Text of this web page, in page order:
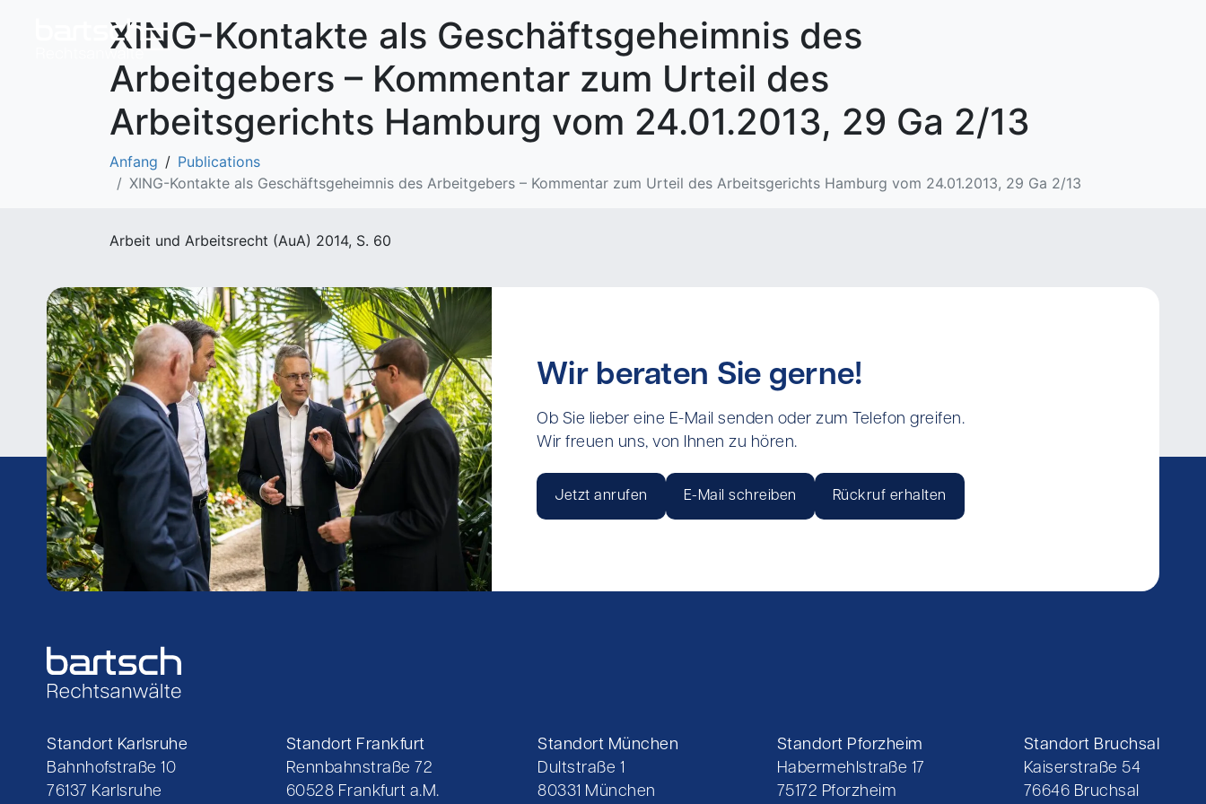
XING-Kontakte als Geschäftsgeheimnis des
Arbeitgebers – Kommentar zum Urteil des
Arbeitsgerichts Hamburg vom 24.01.2013, 29 Ga 2/13
Anfang
Publications
XING-Kontakte als Geschäftsgeheimnis des Arbeitgebers – Kommentar zum Urteil des Arbeitsgerichts Hamburg vom 24.01.2013, 29 Ga 2/13
Arbeit und Arbeitsrecht (AuA) 2014, S. 60
Wir beraten Sie gerne!
Ob Sie lieber eine E-Mail senden oder zum Telefon greifen.
Wir freuen uns, von Ihnen zu hören.
Jetzt anrufen E-Mail schreiben Rückruf erhalten
Standort Karlsruhe
Bahnhofstraße 10
76137 Karlsruhe
Standort Frankfurt
Rennbahnstraße 72
60528 Frankfurt a.M.
Standort München
Dultstraße 1
80331 München
Standort Pforzheim
Habermehlstraße 17
75172 Pforzheim
Standort Bruchsal
Kaiserstraße 54
76646 Bruchsal